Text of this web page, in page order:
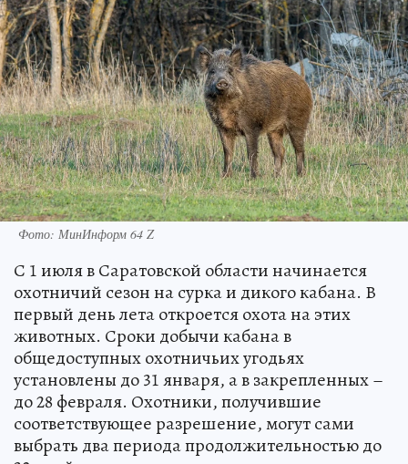
Фото: МинИнформ 64 Z
С 1 июля в Саратовской области начинается
охотничий сезон на сурка и дикого кабана. В
первый день лета откроется охота на этих
животных. Сроки добычи кабана в
общедоступных охотничьих угодьях
установлены до 31 января, а в закрепленных –
до 28 февраля. Охотники, получившие
соответствующее разрешение, могут сами
выбрать два периода продолжительностью до